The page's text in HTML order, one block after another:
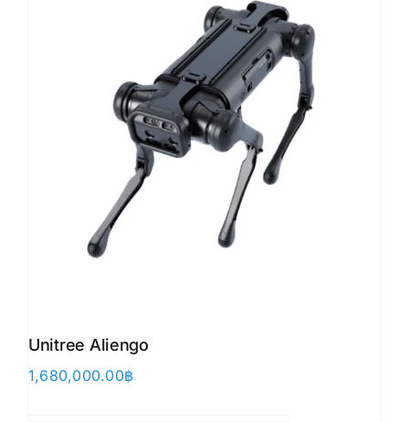
Unitree Aliengo
1,680,000.00฿